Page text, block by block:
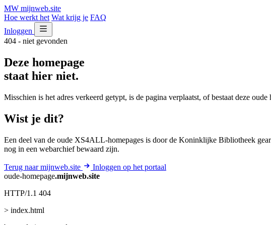
MW mijnweb.site
Hoe werkt het Wat krijg je FAQ
Inloggen
404 - niet gevonden
Deze homepage
staat hier niet.
Misschien is het adres verkeerd getypt, is de pagina verplaatst, of bestaat deze
Wist je dit?
Een deel van de oude XS4ALL-homepages is door de Koninklijke Bibliotheek
nog in een webarchief bewaard zijn.
Terug naar mijnweb.site
Inloggen op het portaal
oude-homepage.mijnweb.site
HTTP/1.1 404
> index.html